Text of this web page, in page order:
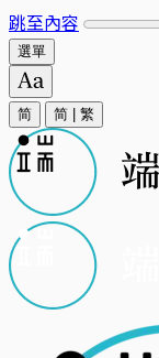
跳至內容
選單
简 简 繁